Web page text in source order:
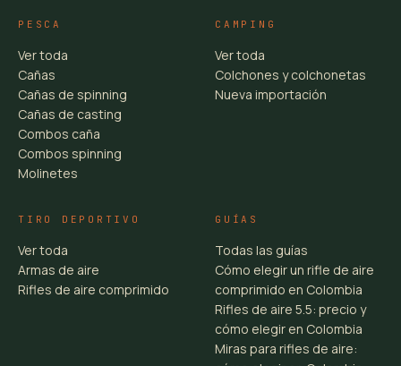
PESCA
Ver toda
Cañas
Cañas de spinning
Cañas de casting
Combos caña
Combos spinning
Molinetes
CAMPING
Ver toda
Colchones y colchonetas
Nueva importación
TIRO DEPORTIVO
Ver toda
Armas de aire
Rifles de aire comprimido
GUÍAS
Todas las guías
Cómo elegir un rifle de aire
comprimido en Colombia
Rifles de aire 5.5: precio y
cómo elegir en Colombia
Miras para rifles de aire: